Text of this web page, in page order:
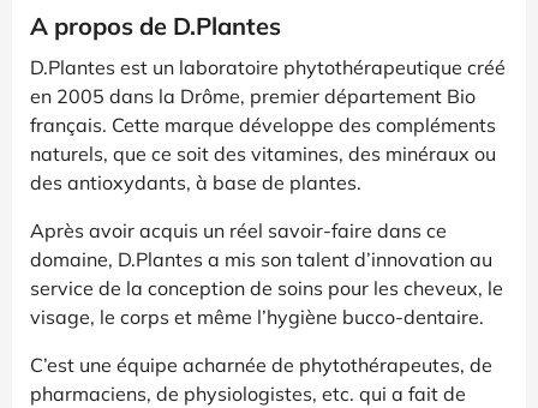
A propos de D.Plantes
D.Plantes est un laboratoire phytothérapeutique créé
en 2005 dans la Drôme, premier département Bio
français. Cette marque développe des compléments
naturels, que ce soit des vitamines, des minéraux ou
des antioxydants, à base de plantes.
Après avoir acquis un réel savoir-faire dans ce
domaine, D.Plantes a mis son talent d’innovation au
service de la conception de soins pour les cheveux, le
visage, le corps et même l’hygiène bucco-dentaire.
C’est une équipe acharnée de phytothérapeutes, de
pharmaciens, de physiologistes, etc. qui a fait de